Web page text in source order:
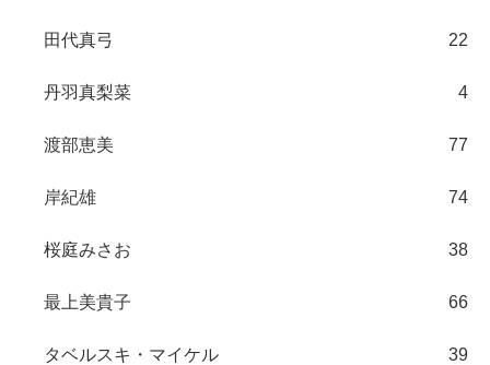
田代真弓 22
丹羽真梨菜 4
渡部恵美 77
岸紀雄 74
桜庭みさお 38
最上美貴子 66
タベルスキ・マイケル 39